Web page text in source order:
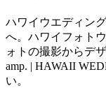
ハワイウエディン
へ。ハワイフォト
ォトの撮影からデ
amp. | HAWAII
い。